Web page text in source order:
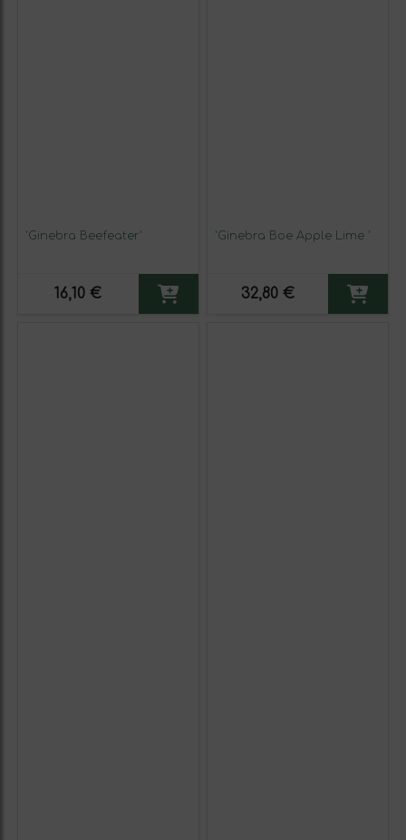
'Ginebra Beefeater'
16,10 €
'Ginebra Boe Apple Lime '
32,80 €